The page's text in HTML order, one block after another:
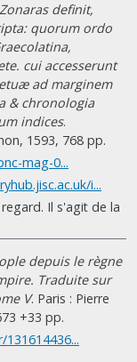
definit,
quorum ordo
cui accesserunt
ad marginem
& chronologia
indices.
1593, 768 pp.
mag-0...
i...
Il s'agit de la
depuis le règne
Traduite sur
V. Paris : Pierre
+33 pp.